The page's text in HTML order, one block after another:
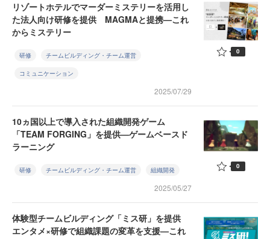
リゾートホテルでマーダーミステリーを活用し
た法人向け研修を提供 MAGMAと提携—これ
からミステリー
研修 チームビルディング・チーム運営
コミュニケーション
2025/07/29
0
10ヵ国以上で導入された組織開発ゲーム
「TEAM FORGING」を提供—ゲームベースド
ラーニング
研修 チームビルディング・チーム運営 組織開発
2025/05/27
0
体験型チームビルディング「ミス研」を提供
エンタメ×研修で組織課題の変革を支援—これ